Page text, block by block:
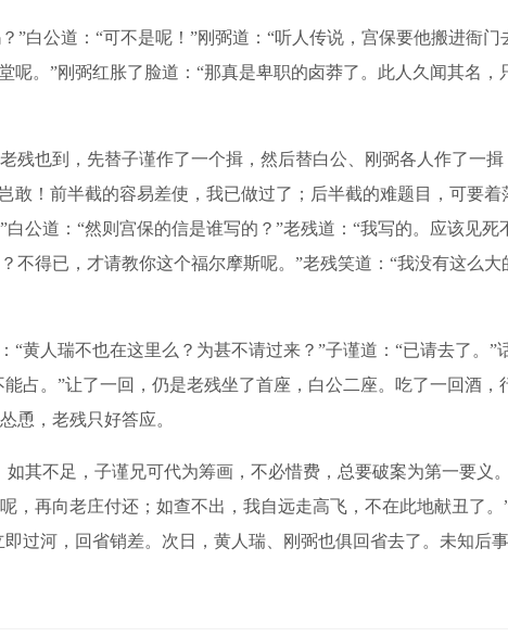
白公道：“可不是呢！”刚弼道：“听人传说，宫保要他搬进衙
呢。”刚弼红胀了脸道：“那真是卑职的卤莽了。此人久闻其名
也到，先替子谨作了一个揖，然后替白公、刚弼各人作了一揖
敢！前半截的容易差使，我已做过了；后半截的难题目，可要着
公道：“然则宫保的信是谁写的？”老残道：“我写的。应该见
不得已，才请教你这个福尔摩斯呢。”老残笑道：“我没有这么
人瑞不也在这里么？为甚不请过来？”子谨道：“已请去了。”
占。”让了一回，仍是老残坐了首座，白公二座。吃了一回酒
恿，老残只好答应。
不足，子谨兄可代为筹画，不必惜费，总要破案为第一要义
，再向老庄付还；如查不出，我自远走高飞，不在此地献丑了
过河，回省销差。次日，黄人瑞、刚弼也俱回省去了。未知后